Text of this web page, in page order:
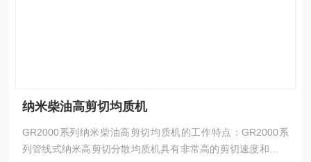
纳米柴油高剪切均质机
GR2000系列纳米柴油高剪切均质机的工作特点：GR2000系
列管线式纳米高剪切分散均质机具有非常高的剪切速度和剪切